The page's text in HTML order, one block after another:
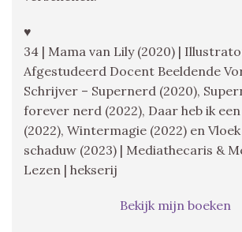
♥
34 | Mama van Lily (2020) |
Afgestudeerd Docent Beeldende
Schrijver – Supernerd (2020),
forever nerd (2022), Daar heb ik
(2022), Wintermagie (2022) en
schaduw (2023) | Mediathecaris &
Lezen | hekserij
Bekijk mijn boeken